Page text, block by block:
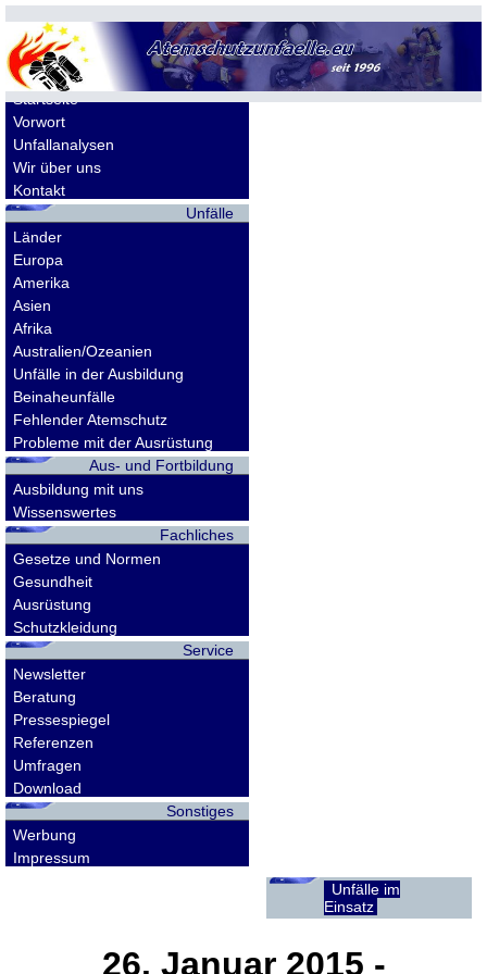
Allgemeines
Startseite
Vorwort
Unfallanalysen
Wir über uns
Kontakt
Unfälle
Länder
Europa
Amerika
Asien
Afrika
Australien/Ozeanien
Unfälle in der Ausbildung
Beinaheunfälle
Fehlender Atemschutz
Probleme mit der Ausrüstung
Aus- und Fortbildung
Ausbildung mit uns
Wissenswertes
Fachliches
Gesetze und Normen
Gesundheit
Ausrüstung
Schutzkleidung
Service
Newsletter
Beratung
Pressespiegel
Referenzen
Umfragen
Download
Sonstiges
Werbung
Impressum
Unfälle im
Einsatz
26. Januar 2015 -